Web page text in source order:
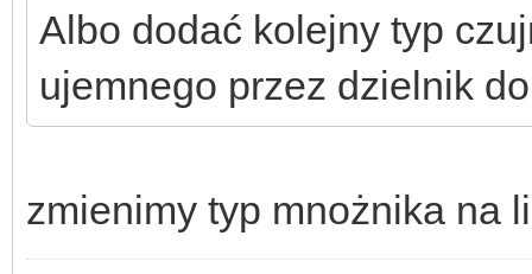
Albo dodać kolejny typ
ujemnego przez dzielnik
zmienimy typ mnożnika na